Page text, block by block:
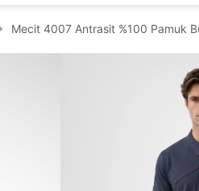
Mecit 4007 Antrasit %100 Pamuk